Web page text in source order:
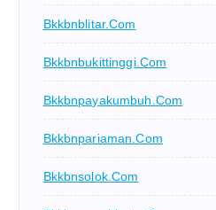
Bkkbnblitar.com
Bkkbnbukittinggi.com
Bkkbnpayakumbuh.com
Bkkbnpariaman.com
Bkkbnsolok.com